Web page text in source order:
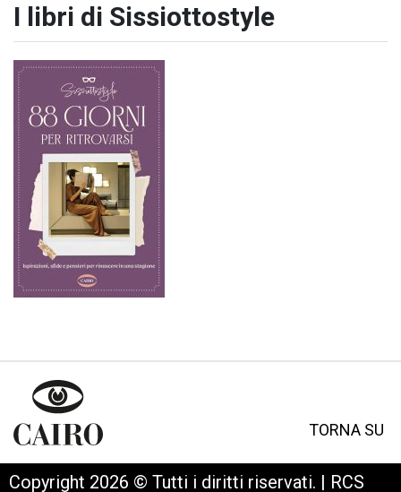
I libri di Sissiottostyle
TORNA SU
Copyright 2026 © Tutti i diritti riservati. | RCS